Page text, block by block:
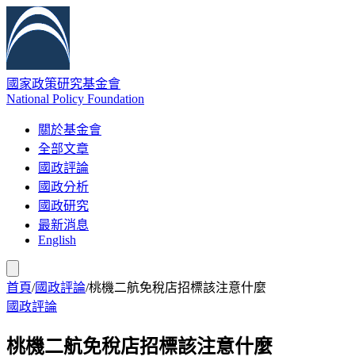
國家政策研究基金會
National Policy Foundation
關於基金會
全部文章
國政評論
國政分析
國政研究
最新消息
English
首頁/國政評論/桃機二航免稅店招標該注意什麼
國政評論
桃機二航免稅店招標該注意什麼